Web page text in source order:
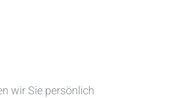
wir Sie persönlich